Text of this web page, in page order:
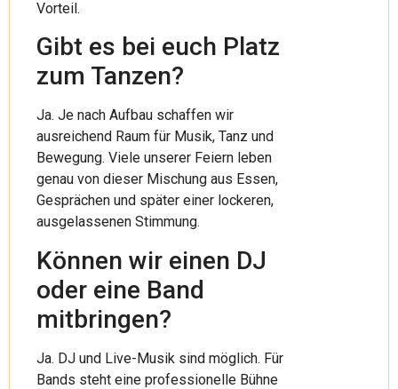
Vorteil.
Gibt es bei euch Platz
zum Tanzen?
Ja. Je nach Aufbau schaffen wir
ausreichend Raum für Musik, Tanz und
Bewegung. Viele unserer Feiern leben
genau von dieser Mischung aus Essen,
Gesprächen und später einer lockeren,
ausgelassenen Stimmung.
Können wir einen DJ
oder eine Band
mitbringen?
Ja. DJ und Live-Musik sind möglich. Für
Bands steht eine professionelle Bühne